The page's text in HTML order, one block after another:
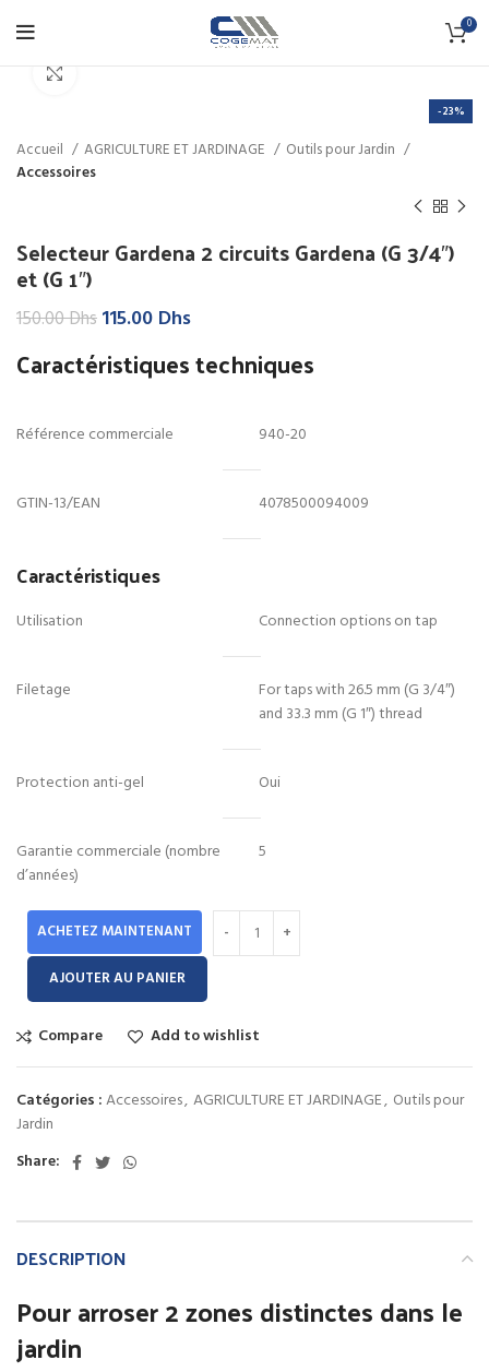
0
-23%
Accueil AGRICULTURE ET JARDINAGE
Outils pour Jardin
Accessoires
Selecteur Gardena 2 circuits Gardena (G 3/4″)
et (G 1″)
150.00DhsLe
initial
était :
115.00 DhsLe
actuel
Caractéristiques techniques
Référence commerciale 940-20
GTIN-13/EAN 4078500094009
Caractéristiques
Utilisation Connection options on tap
Filetage
For taps with 26.5 mm (G 3/4″)
and 33.3 mm (G 1″) thread
Protection anti-gel Oui
Garantie commerciale (nombre
d’années)
5
ACHETEZ MAINTENANT
AJOUTER AU PANIER
Compare Add to wishlist
Catégories :Accessoires, AGRICULTURE ET JARDINAGE, Outils pour
Jardin
Share:
DESCRIPTION
Pour arroser 2 zones distinctes dans le
jardin